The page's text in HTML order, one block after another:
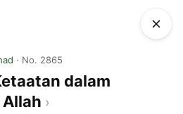
· No. 2865
dalam